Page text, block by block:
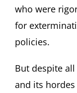
who were
for
policies.
But despite
and its